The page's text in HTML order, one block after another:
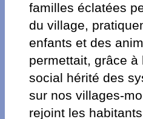
familles éclatées
du village,
enfants et des
permettait, grâce
social hérité des
sur nos villages-
rejoint les